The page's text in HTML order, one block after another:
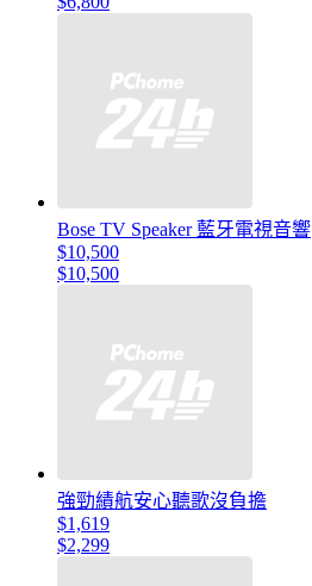
Bose TV Speaker 藍牙電視音響
$10,500
$10,500
強勁績航安心聽歌沒負擔
$1,619
$2,299